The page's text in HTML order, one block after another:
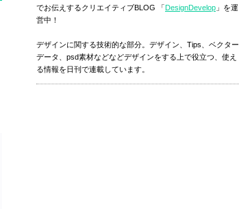
でお伝えするクリエイティブBLOG 「DesignDevelop 」を運
営中！
デザインに関する技術的な部分。デザイン、Tips、ベクター
データ、psd素材などなどデザインをする上で役立つ、使え
る情報を日刊で連載しています。